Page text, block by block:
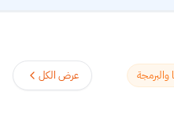
million learners to
skills in fields like
والبرمجة عرض الكل